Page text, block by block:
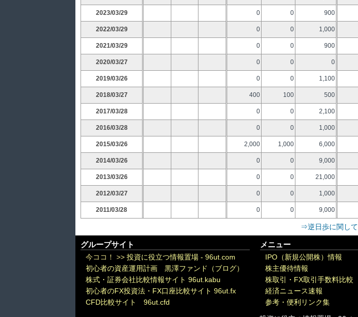
2023/03/29 0 0 900
2022/03/29 0 0 1,000
2021/03/29 0 0 900
2020/03/27 0 0 0
2019/03/26 0 0 1,100
2018/03/27 400 100 500
2017/03/28 0 0 2,100
2016/03/28 0 0 1,000
2015/03/26 2,000 1,000 6,000
2014/03/26 0 0 9,000
2013/03/26 0 0 21,000
2012/03/27 0 0 1,000
2011/03/28 0 0 9,000
⇒逆日歩に関して
グループサイト
今ココ！ >> 投資に役立つ情報置場 - 96ut.com
初心者の資産運用計画 黒澤ファンド（ブログ）
株式・証券会社比較情報サイト 96ut.kabu
初心者のFX投資法・FX口座比較サイト 96ut.fx
CFD比較サイト 96ut.cfd
メニュー
IPO（新規公開株）情報
株主優待情報
株取引・FX取引手数料比較
経済ニュース速報
参考・便利リンク集